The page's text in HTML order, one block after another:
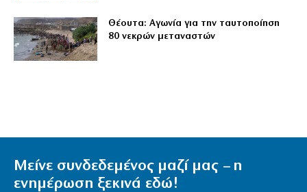
Θέουτα: Αγωνία για την ταυτοποίηση
80 νεκρών μεταναστών
Μείνε συνδεδεμένος μαζί μας – η
ενημέρωση ξεκινά εδώ!